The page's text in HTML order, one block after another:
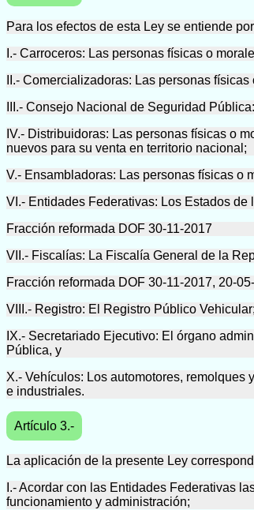
Para los efectos de esta Ley se entiende
I.- Carroceros: Las personas físicas o
II.- Comercializadoras: Las personas
III.- Consejo Nacional de Seguridad
IV.- Distribuidoras: Las personas físicas o
nuevos para su venta en territorio nacional;
V.- Ensambladoras: Las personas físicas o
VI.- Entidades Federativas: Los Estados
Fracción reformada DOF 30-11-2017
VII.- Fiscalías: La Fiscalía General de la
Fracción reformada DOF 30-11-2017, 20-
VIII.- Registro: El Registro Público Vehicular;
IX.- Secretariado Ejecutivo: El órgano
Pública, y
X.- Vehículos: Los automotores,
e industriales.
Artículo 3.-
La aplicación de la presente Ley
I.- Acordar con las Entidades Federativas
funcionamiento y administración;